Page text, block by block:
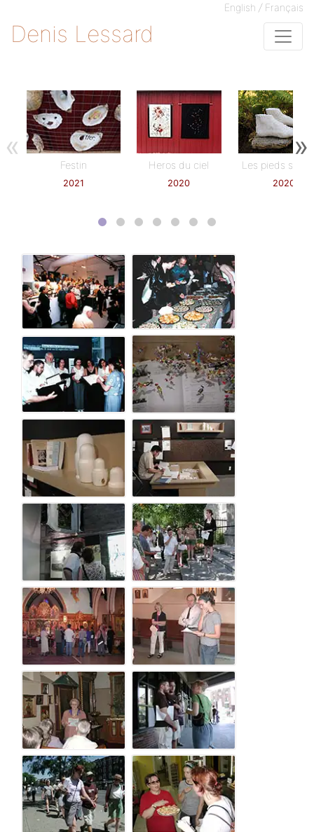
English / Français
Denis Lessard
Festin
2021
Heros du ciel
2020
Les pieds sur
2020
« »